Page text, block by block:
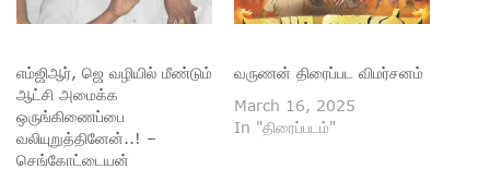
எம்ஜிஆர், ஜெ வழியில் மீண்டும்
ஆட்சி அமைக்க
ஒருங்கிணைப்பை
வலியுறுத்தினேன்..! –
செங்கோட்டையன்
வருணன் திரைப்பட விமர்சனம்
March 16, 2025
In "திரைப்படம்"